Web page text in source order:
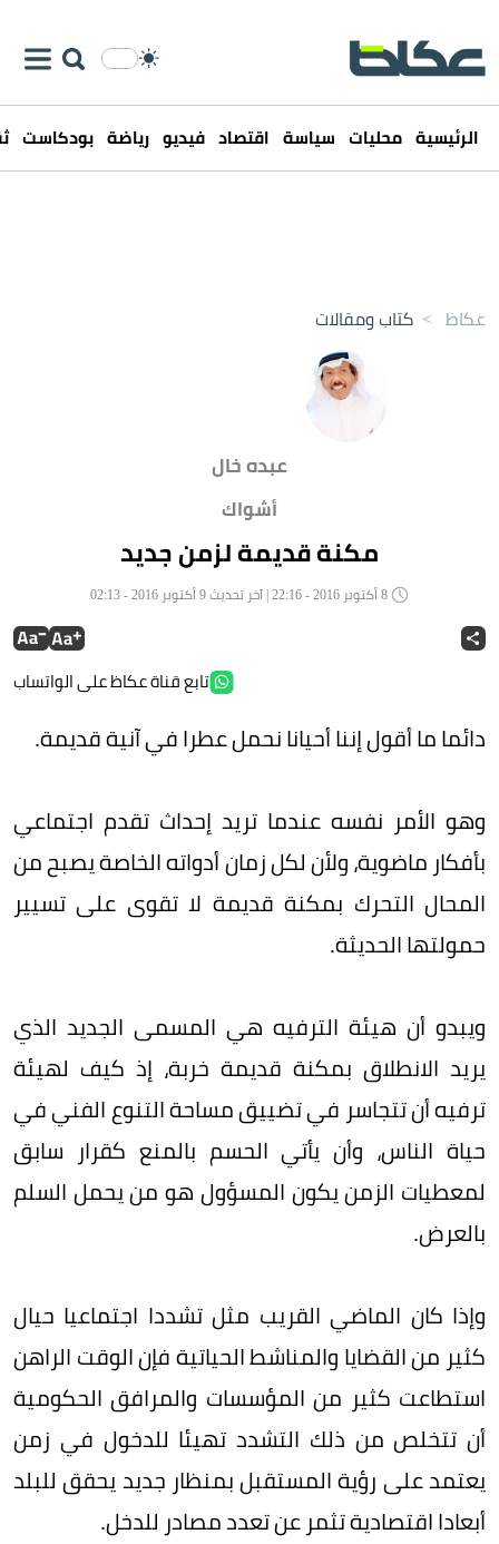
الرئيسية محليات سياسة اقتصاد فيديو رياضة بودكاست
عكاظ > كتاب ومقالات
عبده خال
أشواك
مكنة قديمة لزمن جديد
تابع قناة عكاظ على الواتساب
دائما ما أقول إننا أحيانا نحمل عطرا في آنية قديمة.
وهو الأمر نفسه عندما تريد إحداث تقدم اجتماعي
بأفكار ماضوية، ولأن لكل زمان أدواته الخاصة يصبح من
المحال التحرك بمكنة قديمة لا تقوى على تسيير
حمولتها الحديثة.
ويبدو أن هيئة الترفيه هي المسمى الجديد الذي
يريد الانطلاق بمكنة قديمة خربة، إذ كيف لهيئة
ترفيه أن تتجاسر في تضييق مساحة التنوع الفني في
حياة الناس، وأن يأتي الحسم بالمنع كقرار سابق
لمعطيات الزمن يكون المسؤول هو من يحمل السلم
بالعرض.
وإذا كان الماضي القريب مثل تشددا اجتماعيا حيال
كثير من القضايا والمناشط الحياتية فإن الوقت الراهن
استطاعت كثير من المؤسسات والمرافق الحكومية
أن تتخلص من ذلك التشدد تهيئا للدخول في زمن
يعتمد على رؤية المستقبل بمنظار جديد يحقق للبلد
أبعادا اقتصادية تثمر عن تعدد مصادر للدخل.